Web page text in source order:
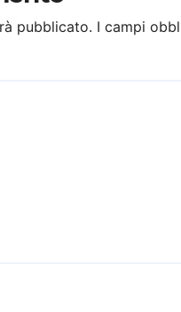
pubblicato. I campi